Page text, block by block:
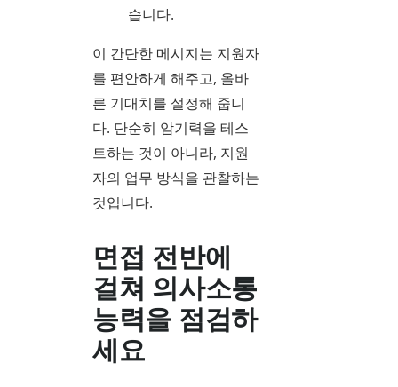
습니다.
이 간단한 메시지는 지원자
를 편안하게 해주고, 올바
른 기대치를 설정해 줍니
다. 단순히 암기력을 테스
트하는 것이 아니라, 지원
자의 업무 방식을 관찰하는
것입니다.
면접 전반에
걸쳐 의사소통
능력을 점검하
세요